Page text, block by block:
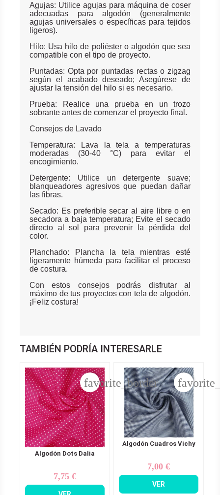
Agujas: Utilice agujas para máquina de coser
adecuadas para algodón (generalmente
agujas universales o específicas para tejidos
ligeros).
Hilo: Usa hilo de poliéster o algodón que sea
compatible con el tipo de proyecto.
Puntadas: Opta por puntadas rectas o zigzag
según el acabado deseado; Asegúrese de
ajustar la tensión del hilo si es necesario.
Prueba: Realice una prueba en un trozo
sobrante antes de comenzar el proyecto final.
Consejos de Lavado
Temperatura: Lava la tela a temperaturas
moderadas (30-40 °C) para evitar el
encogimiento.
Detergente: Utilice un detergente suave;
blanqueadores agresivos que puedan dañar
las fibras.
Secado: Es preferible secar al aire libre o en
secadora a baja temperatura; Evite el secado
directo al sol para prevenir la pérdida del
color.
Planchado: Plancha la tela mientras esté
ligeramente húmeda para facilitar el proceso
de costura.
Con estos consejos podrás disfrutar al
máximo de tus proyectos con tela de algodón.
¡Feliz costura!
TAMBIÉN PODRÍA INTERESARLE
Algodón Dots Dalia
Precio
7,75 €
favorite_border
Algodón Cuadros Vichy
Precio
7,00 €
VER